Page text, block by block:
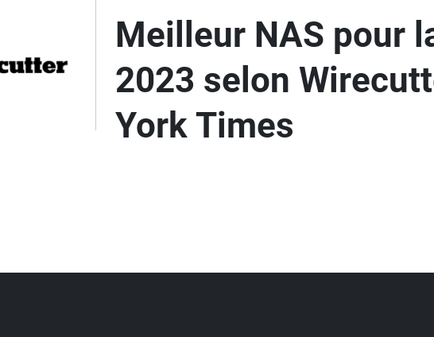
Meilleur NAS pour
2023 selon
York Times